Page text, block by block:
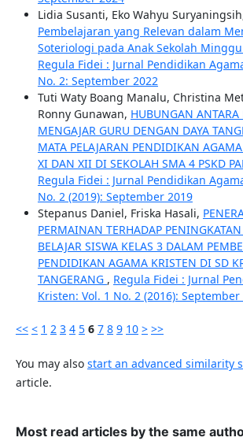
Lidia Susanti, Eko Wahyu
Pembelajaran yang Relevan dalam
Soteriologi pada Anak Sekolah
Regula Fidei : Jurnal Pendidikan
No. 2: September 2022
Tuti Waty Boang Manalu, Christina
Ronny Gunawan, HUBUNGAN ANTARA
MENGAJAR GURU DENGAN DAYA
MATA PELAJARAN PENDIDIKAN
XI DAN XII DI SEKOLAH SMA 4 PSKD
Regula Fidei : Jurnal Pendidikan
No. 2 (2019): September 2019
Stepanus Daniel, Friska Hasali,
PERMAINAN TERHADAP
BELAJAR SISWA KELAS 3 DALAM
PENDIDIKAN AGAMA KRISTEN DI SD
TANGERANG , Regula Fidei : Jurnal
Kristen: Vol. 1 No. 2 (2016): September
<< < 1 2 3 4 5 6 7 8 9 10 > >>
You may also start an advanced similarity
article.
Most read articles by the same